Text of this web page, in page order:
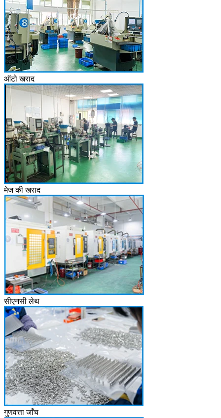
ऑटो खराद
मेज की खराद
सीएनसी लेथ
गुणवत्ता जाँच